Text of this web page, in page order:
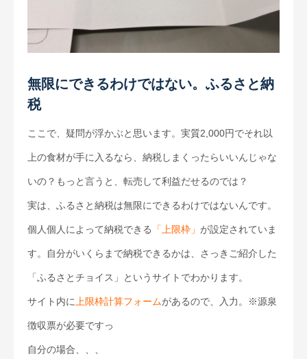
無限にできるわけではない。ふるさと納
税
ここで、疑問が浮かぶと思います。実質2,000円でそれ以
上の食材が手に入るなら、納税しまくったらいいんじゃな
いの？もっと言うと、転売して利益だせるのでは？
実は、ふるさと納税は無限にできるわけではないんです。
個人個人によって納税できる 「上限枠」 が設定されていま
す。自分がいくらまで納税できるかは、さっきご紹介した
「ふるさとチョイス」というサイトでわかります。
サイト内に上限枠計算フォームがあるので、入力。※源泉
徴収票が必要ですっ
自分の場合、、、